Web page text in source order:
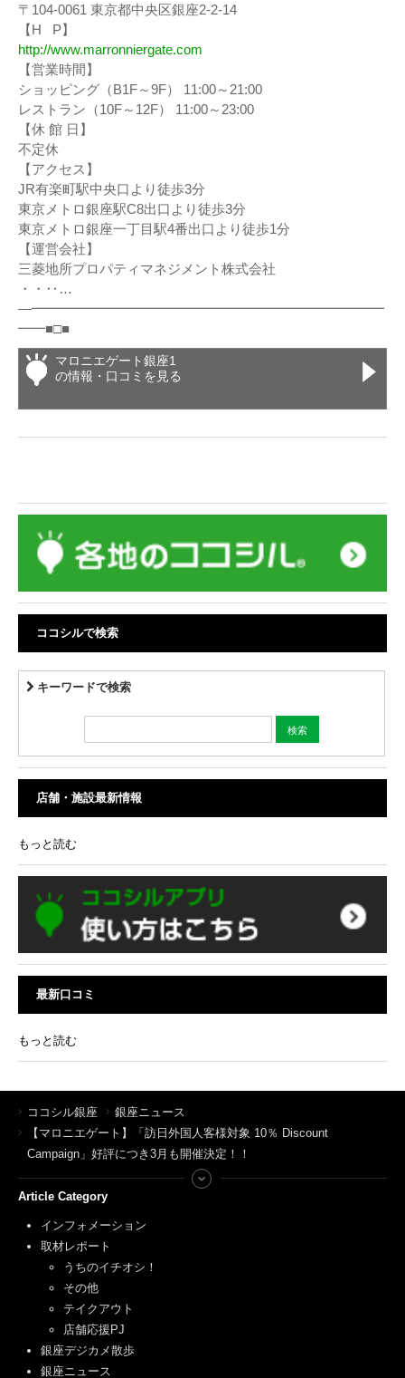
〒104-0061 東京都中央区銀座2-2-14
【H P】
http://www.marronniergate.com
【営業時間】
ショッピング（B1F～9F） 11:00～21:00
レストラン（10F～12F） 11:00～23:00
【休 館 日】
不定休
【アクセス】
JR有楽町駅中央口より徒歩3分
東京メトロ銀座駅C8出口より徒歩3分
東京メトロ銀座一丁目駅4番出口より徒歩1分
【運営会社】
三菱地所プロパティマネジメント株式会社
・・‥…
―━━━━━━━━━━━━━━━━━━━━━━━━━━
━━■□■
マロニエゲート銀座1
の情報・口コミを見る
ココシルで検索
キーワードで検索
店舗・施設最新情報
もっと読む
最新口コミ
もっと読む
ココシル銀座
銀座ニュース
【マロニエゲート】「訪日外国人客様対象 10％ Discount
Campaign」好評につき3月も開催決定！！
Article Category
インフォメーション
取材レポート
うちのイチオシ！
その他
テイクアウト
店舗応援PJ
銀座デジカメ散歩
銀座ニュース